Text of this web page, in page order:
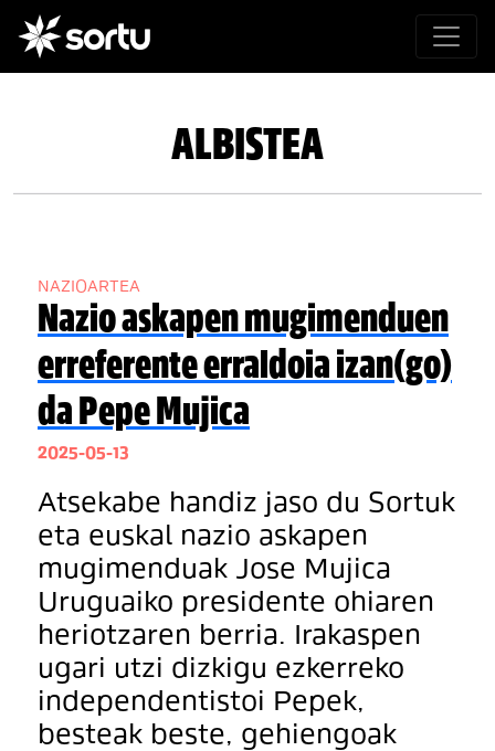
ALBISTEA
NAZIOARTEA
Nazio askapen mugimenduen
erreferente erraldoia izan(go)
da Pepe Mujica
2025-05-13
Atsekabe handiz jaso du Sortuk
eta euskal nazio askapen
mugimenduak Jose Mujica
Uruguaiko presidente ohiaren
heriotzaren berria. Irakaspen
ugari utzi dizkigu ezkerreko
independentistoi Pepek,
besteak beste, gehiengoak